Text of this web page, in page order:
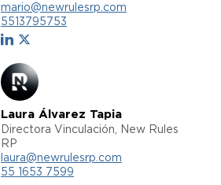
mario@newrulesrp.com
5513795753
Laura Álvarez Tapia
Directora Vinculación, New Rules
RP
laura@newrulesrp.com
55 1653 7599